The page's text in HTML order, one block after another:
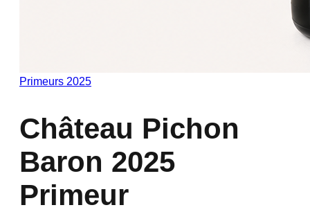
Primeurs 2025
Château Pichon
Baron 2025
Primeur